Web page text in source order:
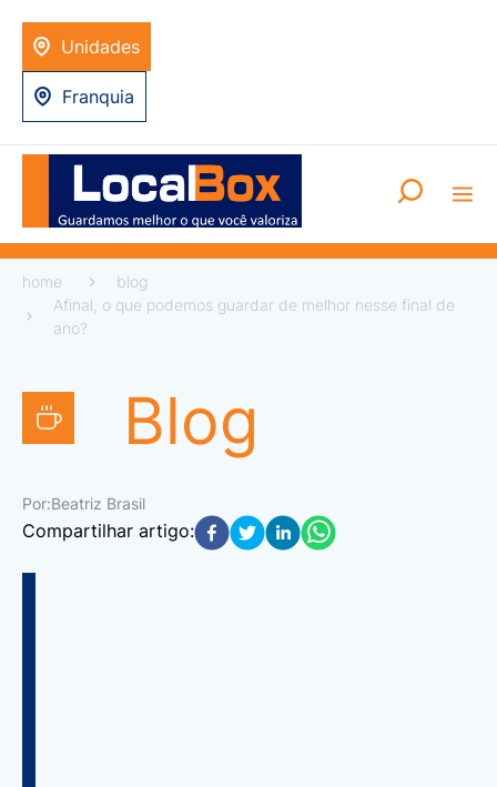
Unidades
Franquia
home
blog
Afinal, o que podemos guardar de melhor nesse final de
ano?
Blog
Por:Beatriz Brasil
Compartilhar artigo: